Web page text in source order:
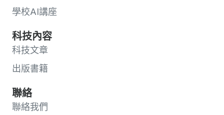
學校AI講座
科技內容
科技文章
出版書籍
聯絡
聯絡我們